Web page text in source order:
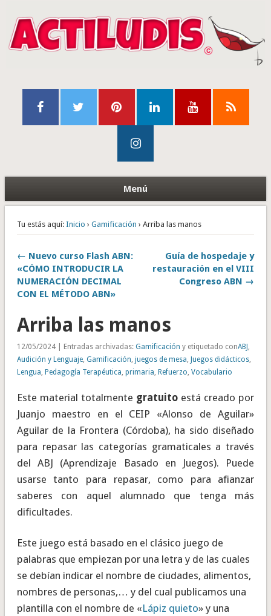
Menú
Tu estás aquí: Inicio › Gamificación › Arriba las manos
← Nuevo curso Flash ABN:
«CÓMO INTRODUCIR LA
NUMERACIÓN DECIMAL
CON EL MÉTODO ABN»
Guía de hospedaje y
restauración en el VIII
Congreso ABN →
Arriba las manos
12/05/2024 | Entradas archivadas: Gamificación y etiquetado conABJ ,
Audición y Lenguaje, Gamificación, juegos de mesa, Juegos didácticos,
Lengua, Pedagogía Terapéutica, primaria, Refuerzo, Vocabulario
Este material totalmente gratuito está creado por
Juanjo maestro en el CEIP «Alonso de Aguilar»
Aguilar de la Frontera (Córdoba), ha sido diseñado
para repasar las categorías gramaticales a través
del ABJ (Aprendizaje Basado en Juegos). Puede
usarse tanto para repasar, como para afianzar
saberes con aquel alumnado que tenga más
dificultades.
Este juego está basado en el clásico juego de
palabras que empiezan por una letra y de las cuales
se debían indicar el nombre de ciudades, alimentos,
nombres de personas,… y del cual publicamos una
plantilla con el nombre de «Lápiz quieto» y una